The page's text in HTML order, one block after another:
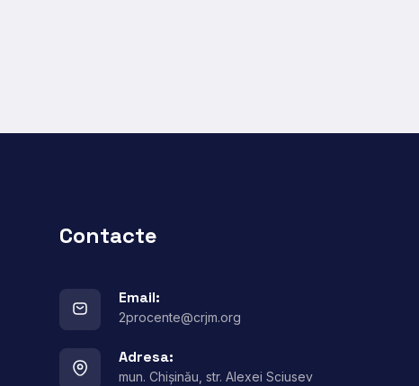
Contacte
Email:
2procente@crjm.org
Adresa:
mun. Chișinău, str. Alexei Sciusev